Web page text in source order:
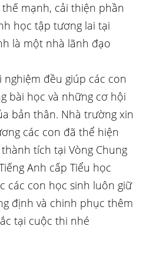
mạnh, cải thiện phần
học tập tương lai tại
là một nhà lãnh đạo
đều giúp các con
bài học và những cơ hội
bản thân. Nhà trường xin
các con đã thể hiện
tích tại Vòng Chung
Anh cấp Tiểu học
các con học sinh luôn giữ
định và chinh phục thêm
tại cuộc thi nhé